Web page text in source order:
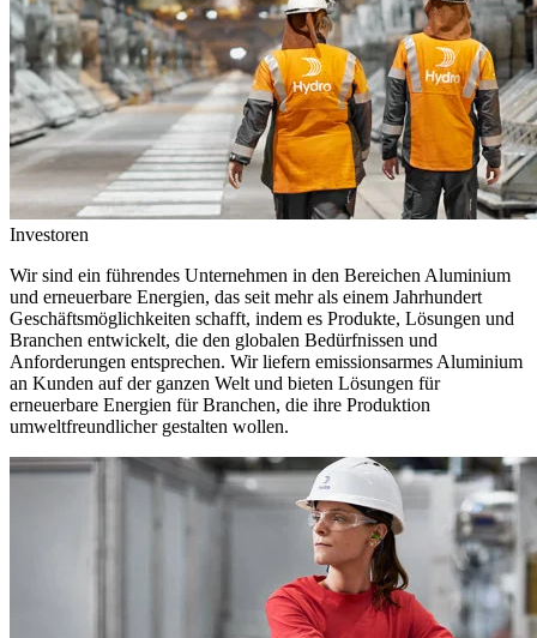
Investoren
Wir sind ein führendes Unternehmen in den Bereichen Aluminium
und erneuerbare Energien, das seit mehr als einem Jahrhundert
Geschäftsmöglichkeiten schafft, indem es Produkte, Lösungen und
Branchen entwickelt, die den globalen Bedürfnissen und
Anforderungen entsprechen. Wir liefern emissionsarmes Aluminium
an Kunden auf der ganzen Welt und bieten Lösungen für
erneuerbare Energien für Branchen, die ihre Produktion
umweltfreundlicher gestalten wollen.